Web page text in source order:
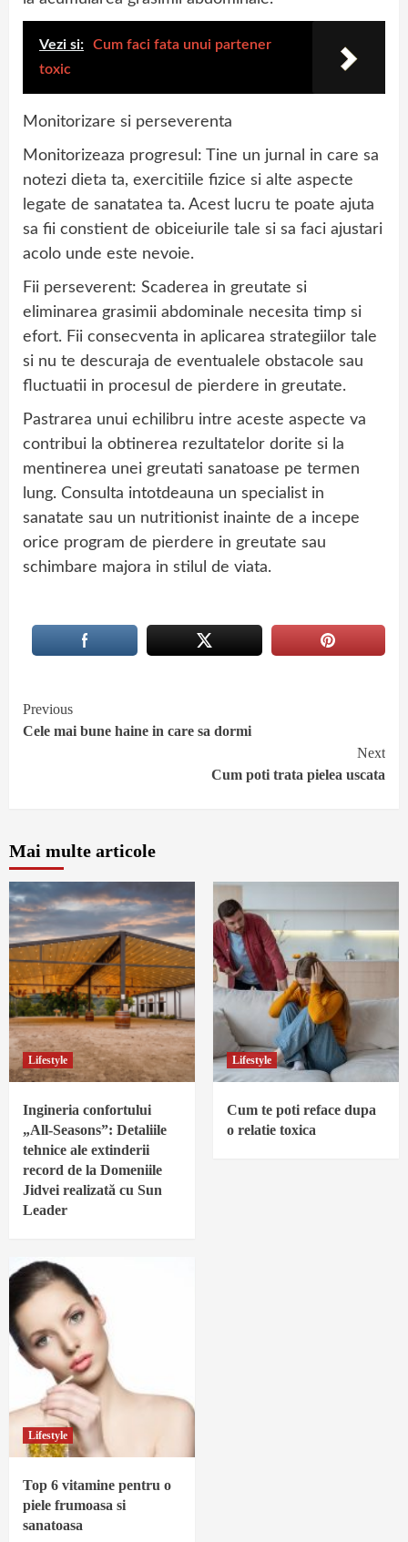
Vezi si:
Cum faci fata unui partener
toxic
Monitorizare si perseverenta
Monitorizeaza progresul: Tine un jurnal in care sa
notezi dieta ta, exercitiile fizice si alte aspecte
legate de sanatatea ta. Acest lucru te poate ajuta
sa fii constient de obiceiurile tale si sa faci ajustari
acolo unde este nevoie.
Fii perseverent: Scaderea in greutate si
eliminarea grasimii abdominale necesita timp si
efort. Fii consecventa in aplicarea strategiilor tale
si nu te descuraja de eventualele obstacole sau
fluctuatii in procesul de pierdere in greutate.
Pastrarea unui echilibru intre aceste aspecte va
contribui la obtinerea rezultatelor dorite si la
mentinerea unei greutati sanatoase pe termen
lung. Consulta intotdeauna un specialist in
sanatate sau un nutritionist inainte de a incepe
orice program de pierdere in greutate sau
schimbare majora in stilul de viata.
Continue
Reading
Previous
Cele mai bune haine in care sa dormi
Next
Cum poti trata pielea uscata
Mai multe articole
Lifestyle
Ingineria confortului
„All-Seasons”: Detaliile
tehnice ale extinderii
record de la Domeniile
Jidvei realizată cu Sun
Leader
Lifestyle
Cum te poti reface dupa
o relatie toxica
Lifestyle
Top 6 vitamine pentru o
piele frumoasa si
sanatoasa